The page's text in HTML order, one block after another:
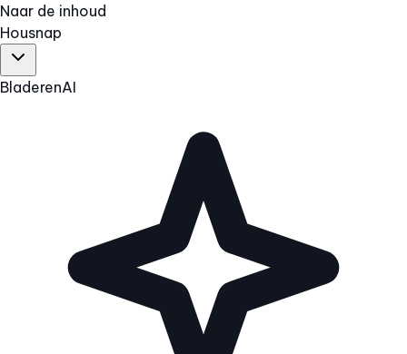
Naar de inhoud
Housnap
BladerenAI